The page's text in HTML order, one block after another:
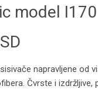
model I170
napravljene od
Čvrste i izdržljive,